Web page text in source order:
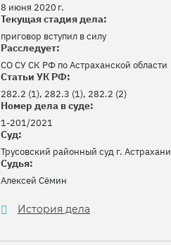
8 июня 2020 г.
Текущая стадия дела:
приговор вступил в силу
Расследует:
СО СУ СК РФ по Астраханской области
Статьи УК РФ:
282.2 (1), 282.3 (1), 282.2 (2)
Номер дела в суде:
1-201/2021
Суд:
Трусовский районный суд г. Астрахани
Судья:
Алексей Сёмин
История дела